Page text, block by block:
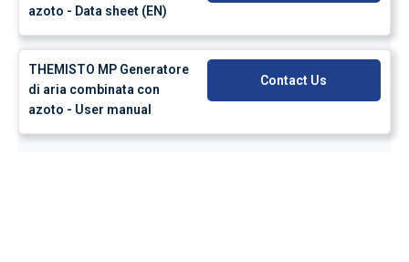
azoto - Data sheet (EN)
THEMISTO MP Generatore
di aria combinata con
azoto - User manual
Contact Us